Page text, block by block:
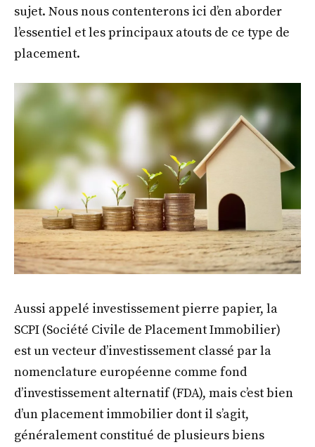
sujet. Nous nous contenterons ici d’en aborder
l’essentiel et les principaux atouts de ce type de
placement.
Aussi appelé investissement pierre papier, la
SCPI (Société Civile de Placement Immobilier)
est un vecteur d’investissement classé par la
nomenclature européenne comme fond
d’investissement alternatif (FDA), mais c’est bien
d’un placement immobilier dont il s’agit,
généralement constitué de plusieurs biens